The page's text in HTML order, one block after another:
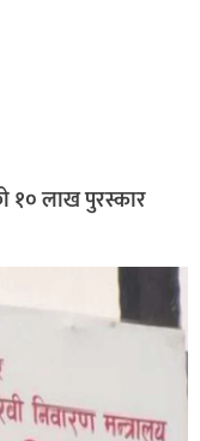
१० लाख पुरस्कार